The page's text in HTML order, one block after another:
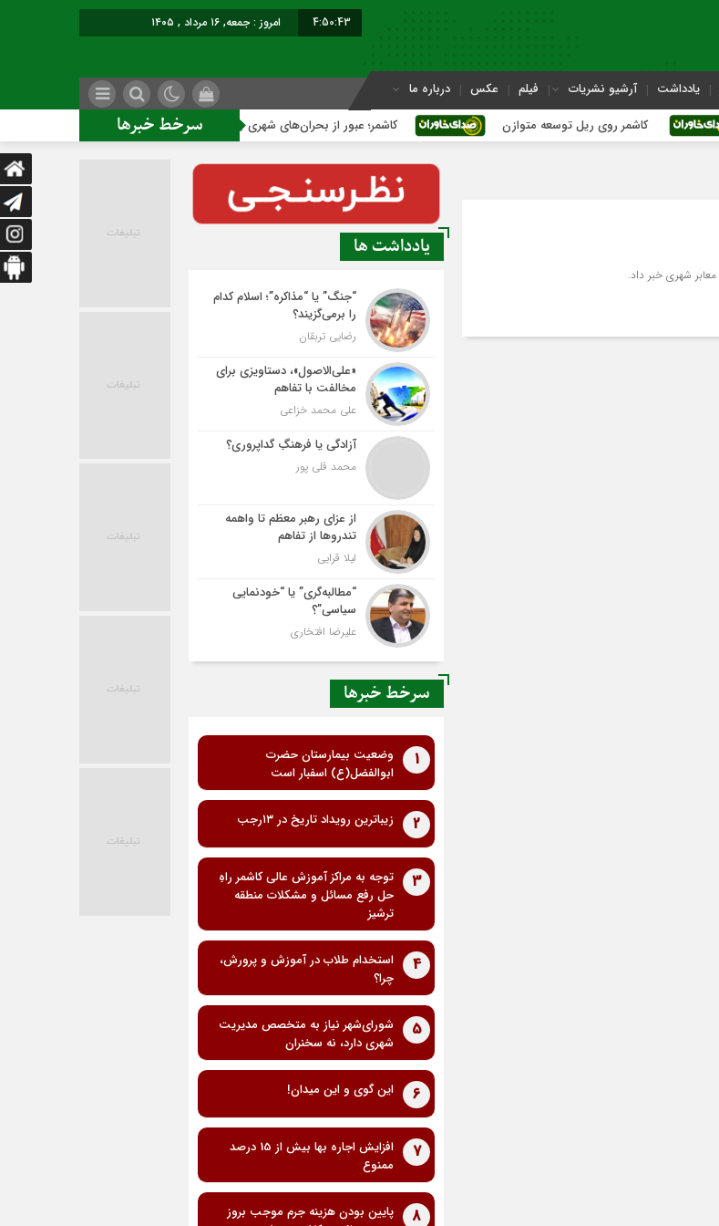
4:50:43 امروز : جمعه, ۱۶ مرداد , ۱۴۰۵
یادداشت آرشیو نشریات فیلم عکس درباره ما
سرخط خبرها کاشمر روی ریل توسعه متوازن کاشمر؛ عبور از بحران‌های شهری با نقشه راه عملیاتی
یادداشت ها
“جنگ” یا “مذاکره”؛ اسلام کدام
را برمی‌گزیند؟
رضایی تربقان
«علی‌الاصول»، دستاویزی برای
مخالفت با تفاهم
علی محمد خزاعی
آزادگی یا فرهنگِ گداپروری؟
محمد قلی پور
از عزای رهبر معظم تا واهمه
تندروها از تفاهم
لیلا قرایی
“مطالبه‌گری” یا “خودنمایی
سیاسی”؟
علیرضا افتخاری
سرخط خبرها
1
وضعیت بیمارستان حضرت
ابوالفضل(ع) اسفبار است
2 زیباترین رویداد تاریخ در ۱۳رجب
3
توجه به مراکز آموزش عالی کاشمر راهِ
حل رفع مسائل و مشکلات منطقه
ترشیز
4
استخدام طلاب در آموزش و پرورش،
چرا؟
5
شورای‌شهر نیاز به متخصص مدیریت
شهری دارد، نه سخنران
6 این گوی و این میدان!
7
افزایش اجاره بها بیش از 15 درصد
ممنوع
8
پایین بودن هزینه جرم موجب بروز